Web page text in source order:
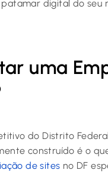
digital do seu
uma
do Distrito
construído é o
de sites no DF